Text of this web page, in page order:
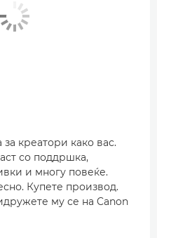
креатори како вас.
со поддршка,
и многу повеќе.
Купете производ.
му се на Canon